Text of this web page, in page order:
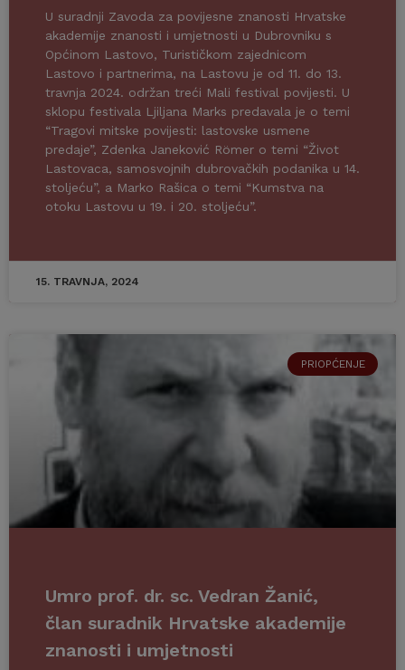
U suradnji Zavoda za povijesne znanosti Hrvatske
akademije znanosti i umjetnosti u Dubrovniku s
Općinom Lastovo, Turističkom zajednicom
Lastovo i partnerima, na Lastovu je od 11. do 13.
travnja 2024. održan treći Mali festival povijesti. U
sklopu festivala Ljiljana Marks predavala je o temi
“Tragovi mitske povijesti: lastovske usmene
predaje”, Zdenka Janeković Römer o temi “Život
Lastovaca, samosvojnih dubrovačkih podanika u 14.
stoljeću”, a Marko Rašica o temi “Kumstva na
otoku Lastovu u 19. i 20. stoljeću”.
15. TRAVNJA, 2024
PRIOPĆENJE
Umro prof. dr. sc. Vedran Žanić,
član suradnik Hrvatske akademije
znanosti i umjetnosti